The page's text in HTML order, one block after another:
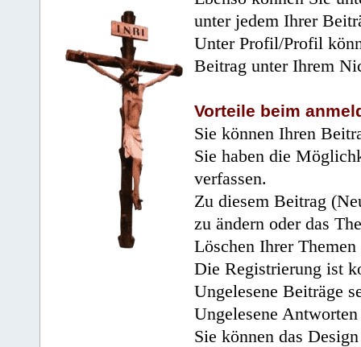
unter jedem Ihrer
Unter Profil/Profil
Beitrag unter Ihrem
Vorteile beim
Sie können Ihren
Sie haben die
verfassen.
Zu diesem Beitrag
zu ändern oder das
Löschen Ihrer
Die Registrierung ist
Ungelesene Beiträge
Ungelesene
Sie können das